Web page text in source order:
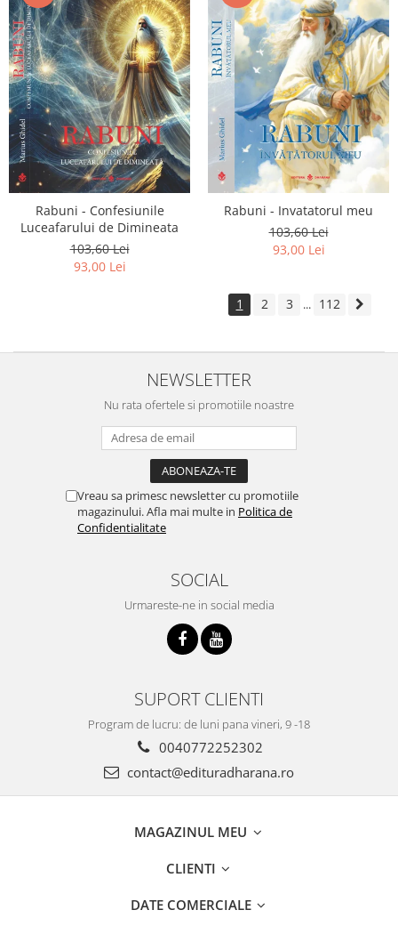
Rabuni - Confesiunile
Luceafarului de Dimineata
103,60 Lei
93,00 Lei
Rabuni - Invatatorul meu
103,60 Lei
93,00 Lei
1 2 3 ... 112
NEWSLETTER
Nu rata ofertele si promotiile noastre
Vreau sa primesc newsletter cu promotiile
magazinului. Afla mai multe in Politica de
Confidentialitate
SOCIAL
Urmareste-ne in social media
SUPORT CLIENTI
Program de lucru: de luni pana vineri, 9 -18
0040772252302
contact@edituradharana.ro
MAGAZINUL MEU
CLIENTI
DATE COMERCIALE